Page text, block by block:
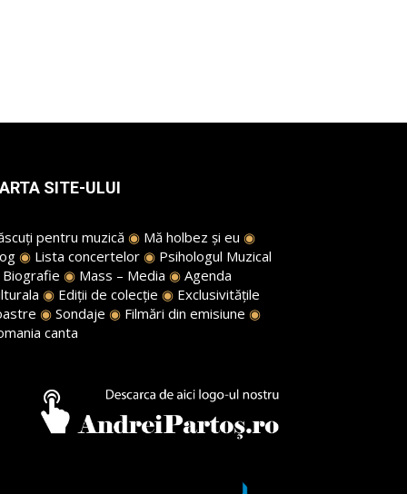
SITE-ULUI
pentru muzică ◉ Mă holbez și eu ◉
◉ Lista concertelor ◉ Psihologul Muzical
Biografie ◉ Mass – Media ◉ Agenda
◉ Ediții de colecție ◉ Exclusivitățile
◉ Sondaje ◉ Filmări din emisiune ◉
canta